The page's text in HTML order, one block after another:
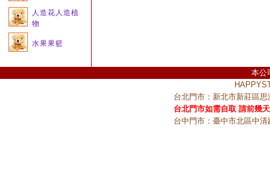
人造花人造植
物
水果果籃
本公
台北門市：新北市新莊區思
台北門市如需自取 請前幾
台中門市：臺中市北區中